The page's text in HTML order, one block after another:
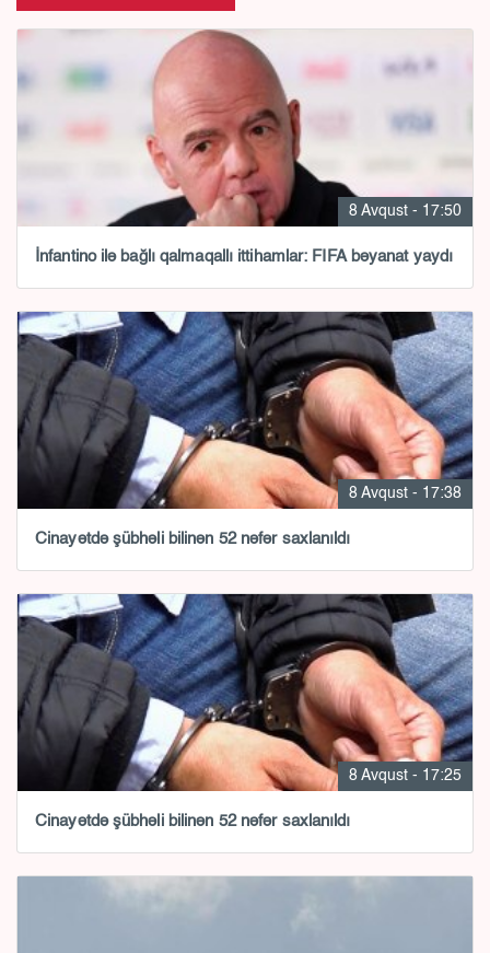
8 Avqust - 17:50
İnfantino ilə bağlı qalmaqallı ittihamlar: FIFA bəyanat yaydı
8 Avqust - 17:38
Cinayətdə şübhəli bilinən 52 nəfər saxlanıldı
8 Avqust - 17:25
Cinayətdə şübhəli bilinən 52 nəfər saxlanıldı